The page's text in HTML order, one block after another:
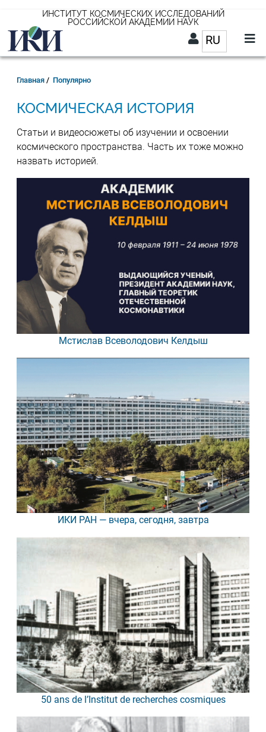
основному
содержанию
ИНСТИТУТ КОСМИЧЕСКИХ ИССЛЕДОВАНИЙ
РОССИЙСКОЙ АКАДЕМИИ НАУК
RUСписок
RU
Строка
навигации
Главная Популярно
КОСМИЧЕСКАЯ ИСТОРИЯ
Статьи и видеосюжеты об изучении и освоении
космического пространства. Часть их тоже можно
назвать историей.
Мстислав Всеволодович Келдыш
ИКИ РАН — вчера, сегодня, завтра
50 ans de l’Institut de recherches cosmiques